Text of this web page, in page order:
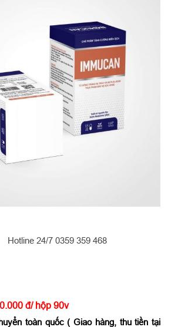
Hotline 24/7 0359 359 468
đ/ hộp 90v
toàn quốc ( Giao hàng, thu tiền tại